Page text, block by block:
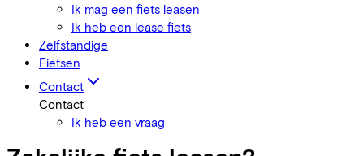
Ik mag een fiets leasen
Ik heb een lease fiets
Zelfstandige
Fietsen
Contact
Contact
Ik heb een vraag